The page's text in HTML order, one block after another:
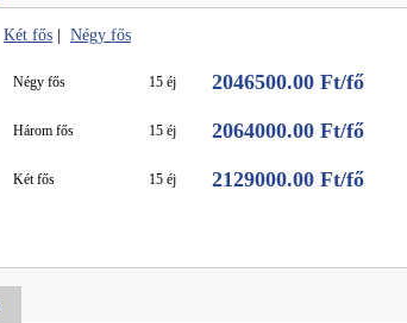
Két fős Négy fős
Négy fős 15 éj 2046500.00 Ft/fő
Három fős 15 éj 2064000.00 Ft/fő
Két fős 15 éj 2129000.00 Ft/fő